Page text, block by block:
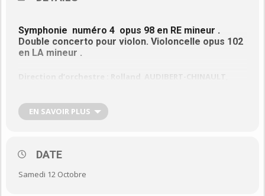
Symphonie numéro 4 opus 98 en RE mineur .
Double concerto pour violon. Violoncelle opus 102
en LA mineur .
Direction d’orchestre : Rolland AUDIBERT-CHINAULT
Violon : Alexandre DUBACH
LIPIZIER en 1986.
Il a été l’élève du grand grand YEHUDI MENUHiN. Il joue sur un
GALIANO qu’il préfère au Stradivarius mis à sa disposition.
Ses tournées l’on amené en Chine, Pologne, Italie, Bulgarie,
EN SAVOIR PLUS
DATE
Samedi 12 Octobre